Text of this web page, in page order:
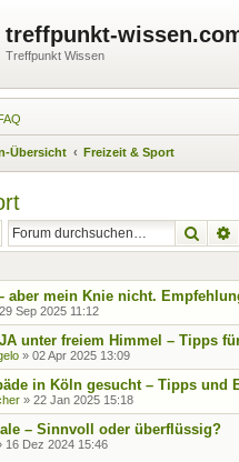
treffpunkt-
Treffpunkt Wissen
Übersicht Freizeit & Sport
Suche
aber mein Knie nicht.
29 Sep 2025 11:12
unter freiem Himmel – Tipps
» 02 Apr 2025 13:09
in Köln gesucht – Tipps und
» 22 Jan 2025 15:18
– Sinnvoll oder überflüssig?
16 Dez 2024 15:46